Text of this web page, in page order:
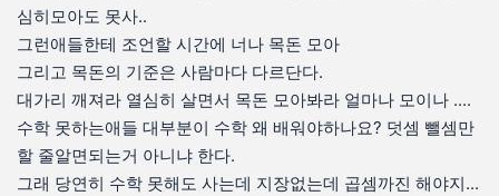
심히모아도 못사..
그런애들한테 조언할 시간에 너나 목돈 모아
그리고 목돈의 기준은 사람마다 다르단다.
대가리 깨져라 열심히 살면서 목돈 모아봐라 얼마나 모이나 ....
수학 못하는애들 대부분이 수학 왜 배워야하나요? 덧셈 뺄셈만
할 줄알면되는거 아니냐 한다.
그래 당연히 수학 못해도 사는데 지장없는데 곱셈까진 해야지...